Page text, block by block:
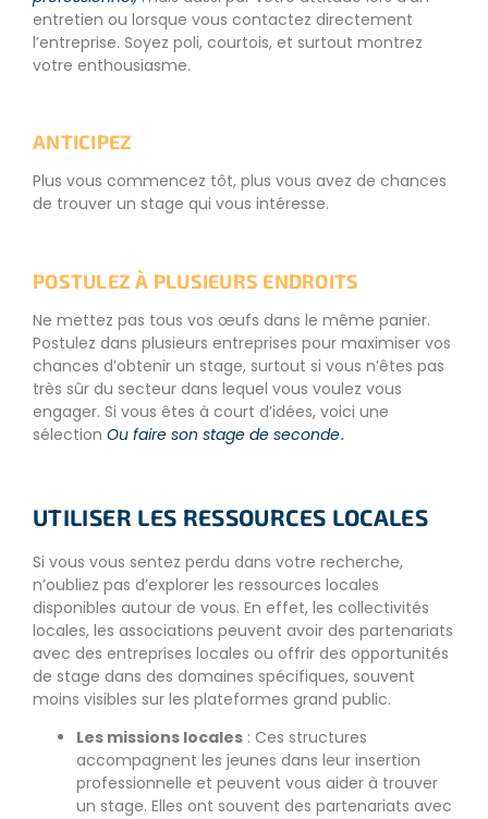
entretien ou lorsque vous contactez directement
l’entreprise. Soyez poli, courtois, et surtout montrez
votre enthousiasme.
ANTICIPEZ
Plus vous commencez tôt, plus vous avez de chances
de trouver un stage qui vous intéresse.
POSTULEZ À PLUSIEURS ENDROITS
Ne mettez pas tous vos œufs dans le même panier.
Postulez dans plusieurs entreprises pour maximiser vos
chances d’obtenir un stage, surtout si vous n’êtes pas
très sûr du secteur dans lequel vous voulez vous
engager. Si vous êtes à court d’idées, voici une
sélection Ou faire son stage de seconde.
UTILISER LES RESSOURCES LOCALES
Si vous vous sentez perdu dans votre recherche,
n’oubliez pas d’explorer les ressources locales
disponibles autour de vous. En effet, les collectivités
locales, les associations peuvent avoir des partenariats
avec des entreprises locales ou offrir des opportunités
de stage dans des domaines spécifiques, souvent
moins visibles sur les plateformes grand public.
Les missions locales : Ces structures
accompagnent les jeunes dans leur insertion
professionnelle et peuvent vous aider à trouver
un stage. Elles ont souvent des partenariats avec